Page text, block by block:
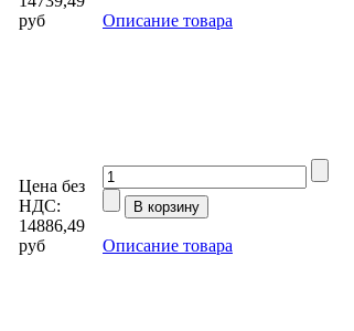
руб
Описание товара
Цена без
НДС:
14886,49
руб
Описание товара